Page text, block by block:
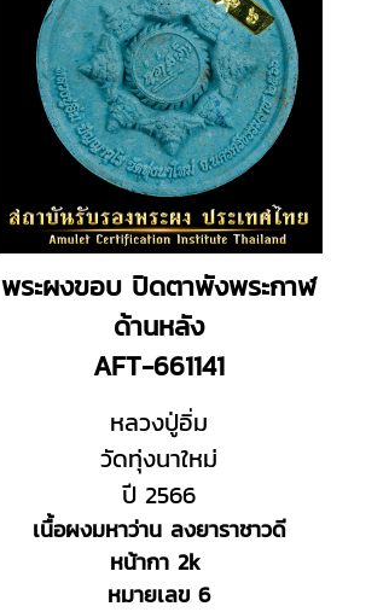
พระผงขอบ ปิดตาพังพระกาฬ
ด้านหลัง
AFT-661141
หลวงปู่อิ่ม
วัดทุ่งนาใหม่
ปี 2566
เนื้อผงมหาว่าน ลงยาราชาวดี
หน้ากา 2k
หมายเลข 6